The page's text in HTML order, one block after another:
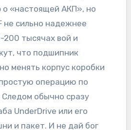
«настоящей АКП», но
не сильно надежнее
200 тысячах вой и
что подшипник
менять корпус коробки
операцию по
Следом обычно сразу
UnderDrive или его
и пакет. И не дай бог